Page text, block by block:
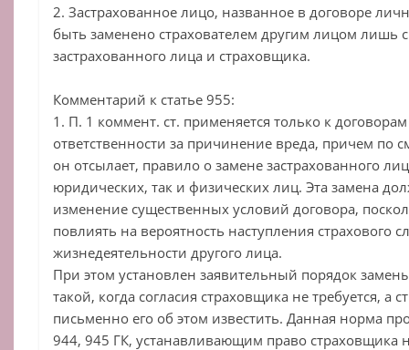
2. Застрахованное лицо, названное в договоре
быть заменено страхователем другим лицом лишь с
застрахованного лица и страховщика.
Комментарий к статье 955:
1. П. 1 коммент. ст. применяется только к
ответственности за причинение вреда, причем по
он отсылает, правило о замене застрахованного
юридических, так и физических лиц. Эта замена
изменение существенных условий договора,
повлиять на вероятность наступления страхового
жизнедеятельности другого лица.
При этом установлен заявительный порядок
такой, когда согласия страховщика не требуется, а
письменно его об этом известить. Данная норма
944, 945 ГК, устанавливающим право страховщика